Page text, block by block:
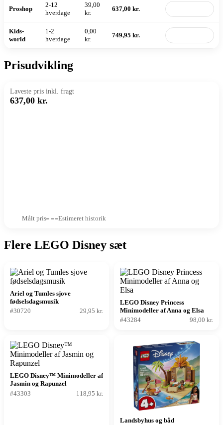
Proshop
2-12
hverdage
39,00
kr.
637,00 kr.
Kids-
world
1-2
hverdage
0,00
kr.
749,95 kr.
Prisudvikling
Laveste pris inkl. fragt
637,00 kr.
Målt pris Estimeret historik
Flere LEGO Disney sæt
Ariel og Tumles sjove
fødselsdagsmusik
#30720
29,95 kr.
LEGO Disney Princess
Minimodeller af Anna og Elsa
#43284
98,00 kr.
LEGO Disney™ Minimodeller af
Jasmin og Rapunzel
#43303
118,95 kr.
Landsbyhus og båd